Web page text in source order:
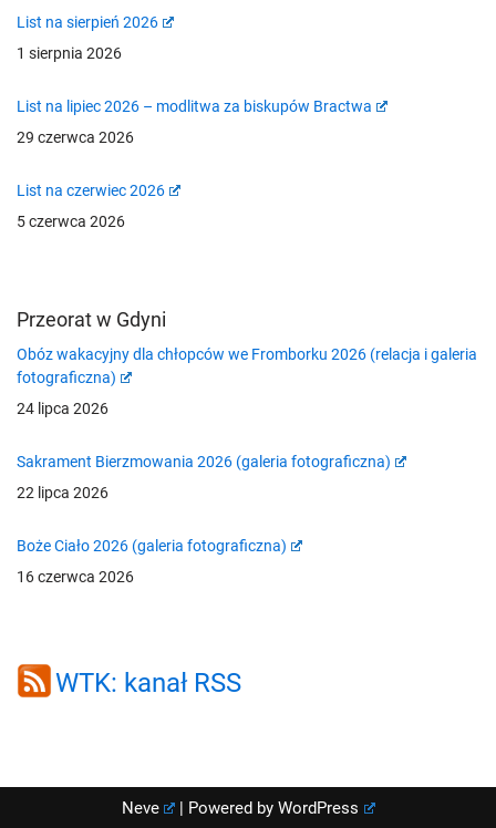
List na sierpień 2026
1 sierpnia 2026
List na lipiec 2026 – modlitwa za biskupów Bractwa
29 czerwca 2026
List na czerwiec 2026
5 czerwca 2026
Przeorat w Gdyni
Obóz wakacyjny dla chłopców we Fromborku 2026 (relacja i galeria
fotograficzna)
24 lipca 2026
Sakrament Bierzmowania 2026 (galeria fotograficzna)
22 lipca 2026
Boże Ciało 2026 (galeria fotograficzna)
16 czerwca 2026
WTK: kanał RSS
Neve | Powered by WordPress